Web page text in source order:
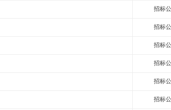
招标
招标
招标
招标
招标
招标